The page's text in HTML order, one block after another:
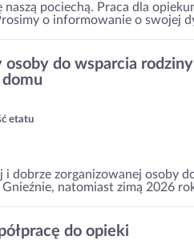
pociechą. Praca dla
o informowanie o swojej
osoby do wsparcia
etatu
i dobrze zorganizowanej osoby
natomiast zimą 2026
do opieki